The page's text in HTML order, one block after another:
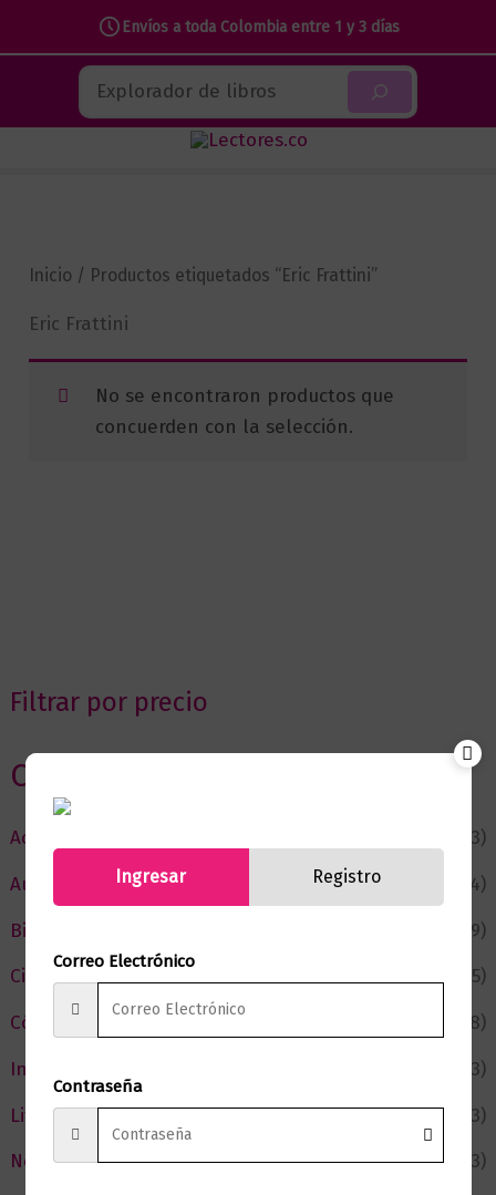
Envíos a toda Colombia entre 1 y 3 días
contenido
Buscar
Filtrar por precio
Categorias
Actualidad
(53)
Autor del Mes
(4)
Bienestar
(229)
Ciencia y Conocimiento
(75)
Cómic y Fantasía
(88)
Infantil y Juvenil
(213)
Literatura
(373)
Negocios
(43)
Inicio / Productos etiquetados “Eric Frattini”
Eric Frattini
No se encontraron productos que
concuerden con la selección.
Ingresar Registro
Correo Electrónico
Contraseña